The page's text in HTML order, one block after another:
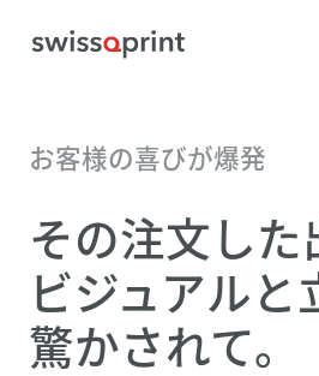
お客様の喜びが爆発
その注文した
ビジュアルと
驚かされて。